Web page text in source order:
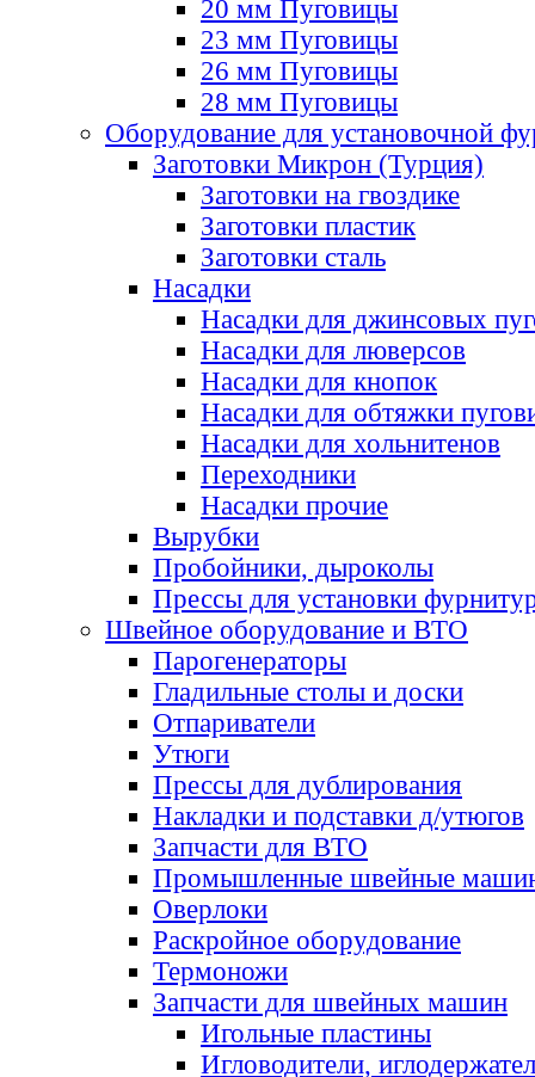
20 мм Пуговицы
23 мм Пуговицы
26 мм Пуговицы
28 мм Пуговицы
Оборудование для установочной
Заготовки Микрон (Турция)
Заготовки на гвоздике
Заготовки пластик
Заготовки сталь
Насадки
Насадки для джинсовых
Насадки для люверсов
Насадки для кнопок
Насадки для обтяжки
Насадки для хольнитенов
Переходники
Насадки прочие
Вырубки
Пробойники, дыроколы
Прессы для установки
Швейное оборудование и ВТО
Парогенераторы
Гладильные столы и доски
Отпариватели
Утюги
Прессы для дублирования
Накладки и подставки д/утюгов
Запчасти для ВТО
Промышленные швейные
Оверлоки
Раскройное оборудование
Термоножи
Запчасти для швейных машин
Игольные пластины
Игловодители,